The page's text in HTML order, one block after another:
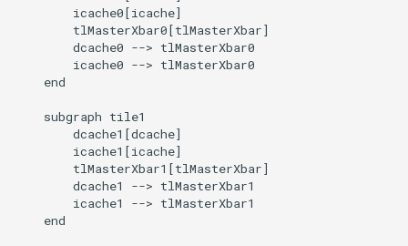
        icache0[icache]
        tlMasterXbar0[tlMasterXbar]
        dcache0 --> tlMasterXbar0
        icache0 --> tlMasterXbar0
    end
    subgraph tile1
        dcache1[dcache]
        icache1[icache]
        tlMasterXbar1[tlMasterXbar]
        dcache1 --> tlMasterXbar1
        icache1 --> tlMasterXbar1
    end